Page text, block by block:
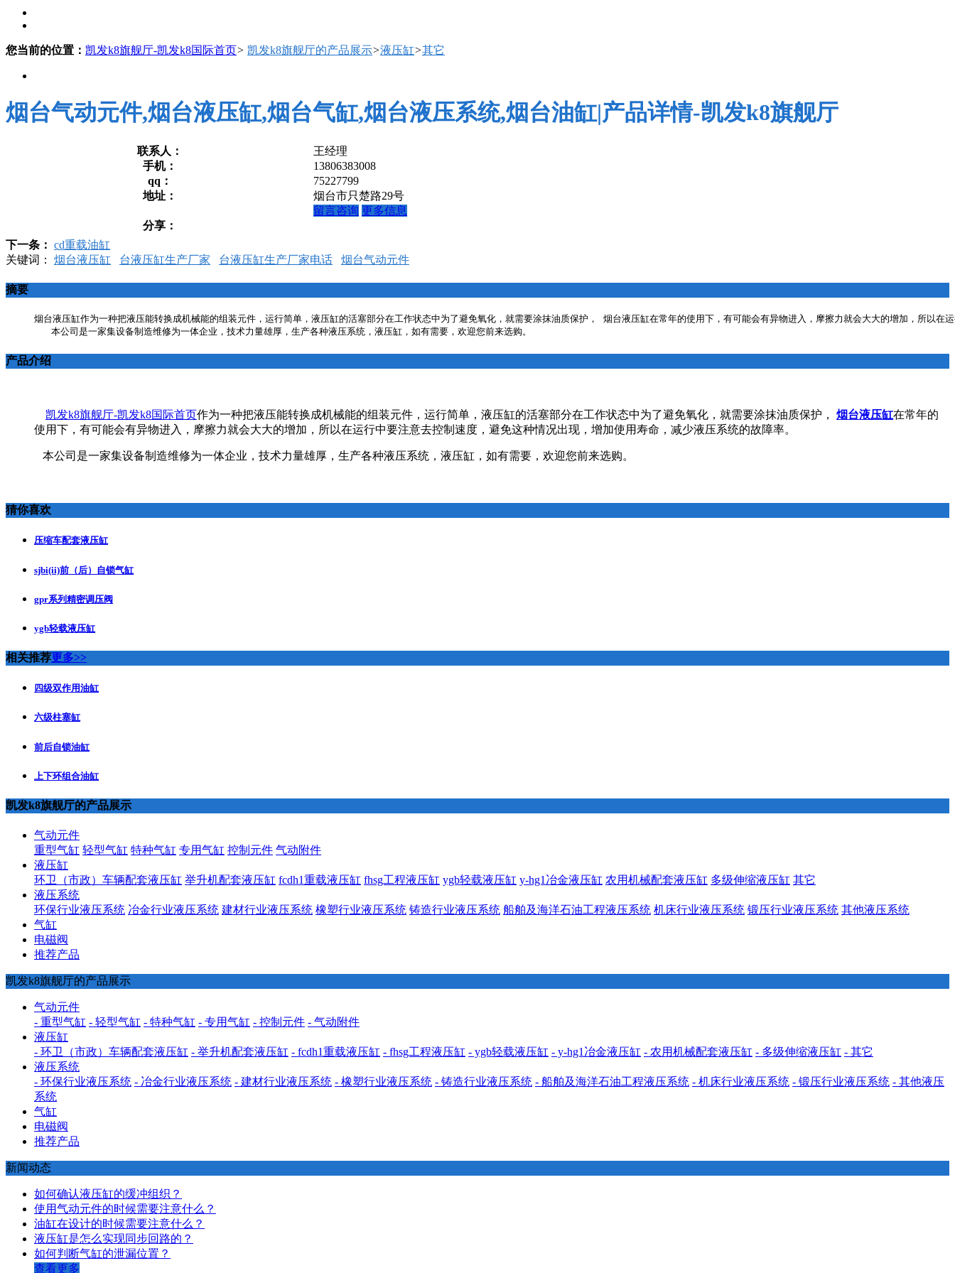
您当前的位置： 凯发k8旗舰厅-凯发k8国际首页> 凯发k8旗舰厅的产品展示>液压缸>其它
烟台气动元件,烟台液压缸,烟台气缸,烟台液压系统,烟台油缸|产品详情-凯发k8旗舰厅
联系人：
王经理
手机：
13806383008
qq：
75227799
地址：
烟台市只楚路29号
留言咨询 更多信息
分享：
下一条： cd重载油缸
关键词： 烟台液压缸 台液压缸生产厂家 台液压缸生产厂家电话 烟台气动元件
摘要
烟台液压缸作为一种把液压能转换成机械能的组装元件，运行简单，液压缸的活塞部分在工作状态中为了避免氧化，就需要涂抹油质保护， 烟台液压缸在常年的使用下，有可能会有异物进入，摩擦力就会大大的增加，所以在
产品介绍
凯发k8旗舰厅-凯发k8国际首页作为一种把液压能转换成机械能的组装元件，运行简单，液压缸的活塞部分在工作状态中为了避免氧化，就需要涂抹油质保护， 烟台液压缸在常年的
使用下，有可能会有异物进入，摩擦力就会大大的增加，所以在运行中要注意去控制速度，避免这种情况出现，增加使用寿命，减少液压系统的故障率。
本公司是一家集设备制造维修为一体企业，技术力量雄厚，生产各种液压系统，液压缸，如有需要，欢迎您前来选购。
猜你喜欢
压缩车配套液压缸
sjbi(ii)前（后）自锁气缸
gpr系列精密调压阀
ygb轻载液压缸
相关推荐更多>>
四级双作用油缸
六级柱塞缸
前后自锁油缸
上下环组合油缸
凯发k8旗舰厅的产品展示
气动元件
重型气缸 轻型气缸 特种气缸 专用气缸 控制元件 气动附件
液压缸
环卫（市政）车辆配套液压缸 举升机配套液压缸 fcdh1重载液压缸 fhsg工程液压缸 ygb轻载液压缸 y-hg1冶金液压缸 农用机械配套液压缸 多级伸缩液压缸 其它
液压系统
环保行业液压系统 冶金行业液压系统 建材行业液压系统 橡塑行业液压系统 铸造行业液压系统 船舶及海洋石油工程液压系统 机床行业液压系统 锻压行业液压系统 其他液压系统
气缸
电磁阀
推荐产品
凯发k8旗舰厅的产品展示
气动元件
- 重型气缸 - 轻型气缸 - 特种气缸 - 专用气缸 - 控制元件 - 气动附件
液压缸
- 环卫（市政）车辆配套液压缸 - 举升机配套液压缸 - fcdh1重载液压缸 - fhsg工程液压缸 - ygb轻载液压缸 - y-hg1冶金液压缸 - 农用机械配套液压缸 - 多级伸缩液压缸 - 其它
液压系统
- 环保行业液压系统 - 冶金行业液压系统 - 建材行业液压系统 - 橡塑行业液压系统 - 铸造行业液压系统 - 船舶及海洋石油工程液压系统 - 机床行业液压系统 - 锻压行业液压系统 - 其他液压
系统
气缸
电磁阀
推荐产品
新闻动态
如何确认液压缸的缓冲组织？
使用气动元件的时候需要注意什么？
油缸在设计的时候需要注意什么？
液压缸是怎么实现同步回路的？
如何判断气缸的泄漏位置？
查看更多